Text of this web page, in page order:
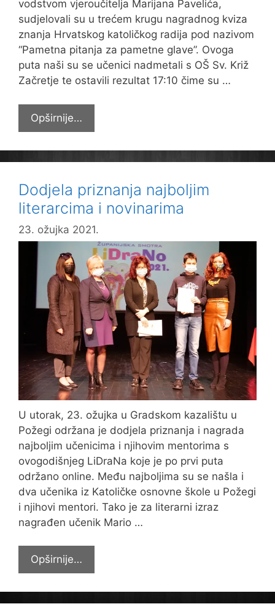
vodstvom vjeroučitelja Marijana Pavelića,
sudjelovali su u trećem krugu nagradnog kviza
znanja Hrvatskog katoličkog radija pod nazivom
“Pametna pitanja za pametne glave”. Ovoga
puta naši su se učenici nadmetali s OŠ Sv. Križ
Začretje te ostavili rezultat 17:10 čime su …
Opširnije…
učenici
sve
bliži
na
HKR-
u
Dodjela priznanja najboljim
literarcima i novinarima
23. ožujka 2021.
U utorak, 23. ožujka u Gradskom kazalištu u
Požegi održana je dodjela priznanja i nagrada
najboljim učenicima i njihovim mentorima s
ovogodišnjeg LiDraNa koje je po prvi puta
održano online. Među najboljima su se našla i
dva učenika iz Katoličke osnovne škole u Požegi
i njihovi mentori. Tako je za literarni izraz
nagrađen učenik Mario …
Opširnije…
priznanja
najboljim
literarcima